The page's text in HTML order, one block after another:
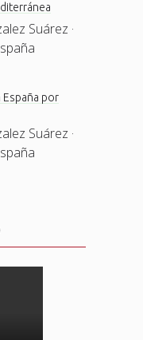
Suárez ·
España por
Suárez ·